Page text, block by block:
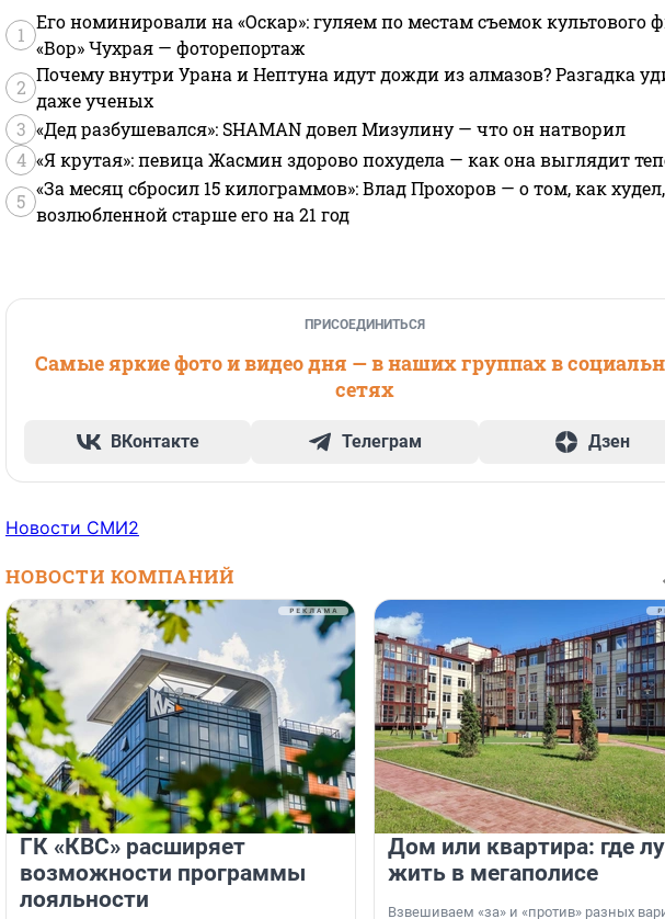
1
Его номинировали на «Оскар»: гуляем по местам съемок культового
«Вор» Чухрая — фоторепортаж
2
Почему внутри Урана и Нептуна идут дожди из алмазов? Разгадка
даже ученых
3 «Дед разбушевался»: SHAMAN довел Мизулину — что он натворил
4 «Я крутая»: певица Жасмин здорово похудела — как она выглядит
5
«За месяц сбросил 15 килограммов»: Влад Прохоров — о том, как
возлюбленной старше его на 21 год
ПРИСОЕДИНИТЬСЯ
Самые яркие фото и видео дня — в наших группах в
сетях
ВКонтакте Телеграм Дзен
Новости СМИ2
НОВОСТИ КОМПАНИЙ
ГК «КВС» расширяет
возможности программы
лояльности
Дом или квартира: где
жить в мегаполисе
Взвешиваем «за» и «против» разных